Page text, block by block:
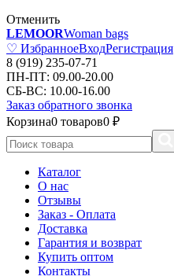
Отменить
LEMOORWoman bags
♡ ИзбранноеВходРегистрация
8 (919) 235-07-71
ПН-ПТ: 09.00-20.00
СБ-ВС: 10.00-16.00
Заказ обратного звонка
Корзина0 товаров0 ₽
Каталог
О нас
Отзывы
Заказ - Оплата
Доставка
Гарантия и возврат
Купить оптом
Контакты